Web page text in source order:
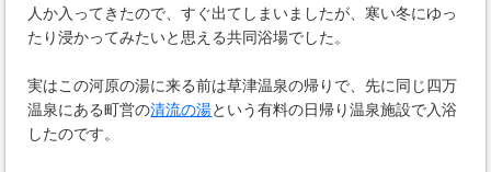
人か入ってきたので、すぐ出てしまいましたが、寒い冬にゆっ
たり浸かってみたいと思える共同浴場でした。
実はこの河原の湯に来る前は草津温泉の帰りで、先に同じ四万
温泉にある町営の清流の湯という有料の日帰り温泉施設で入浴
したのです。